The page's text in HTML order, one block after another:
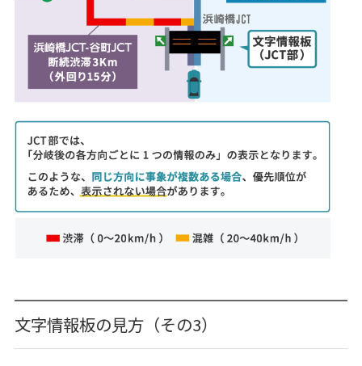
文字情報板の見方（その3）